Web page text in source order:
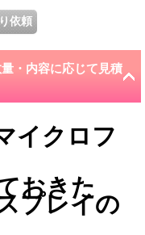
・内容に応じて見積
イクロフ
おきた
プレイの